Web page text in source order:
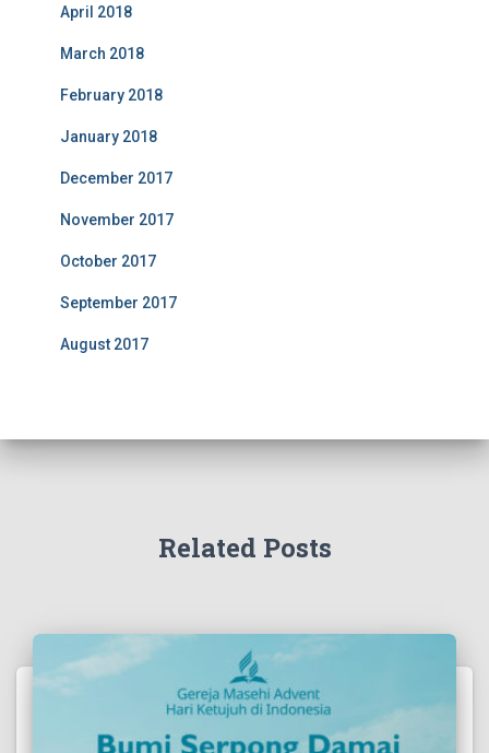
April 2018
March 2018
February 2018
January 2018
December 2017
November 2017
October 2017
September 2017
August 2017
Related Posts